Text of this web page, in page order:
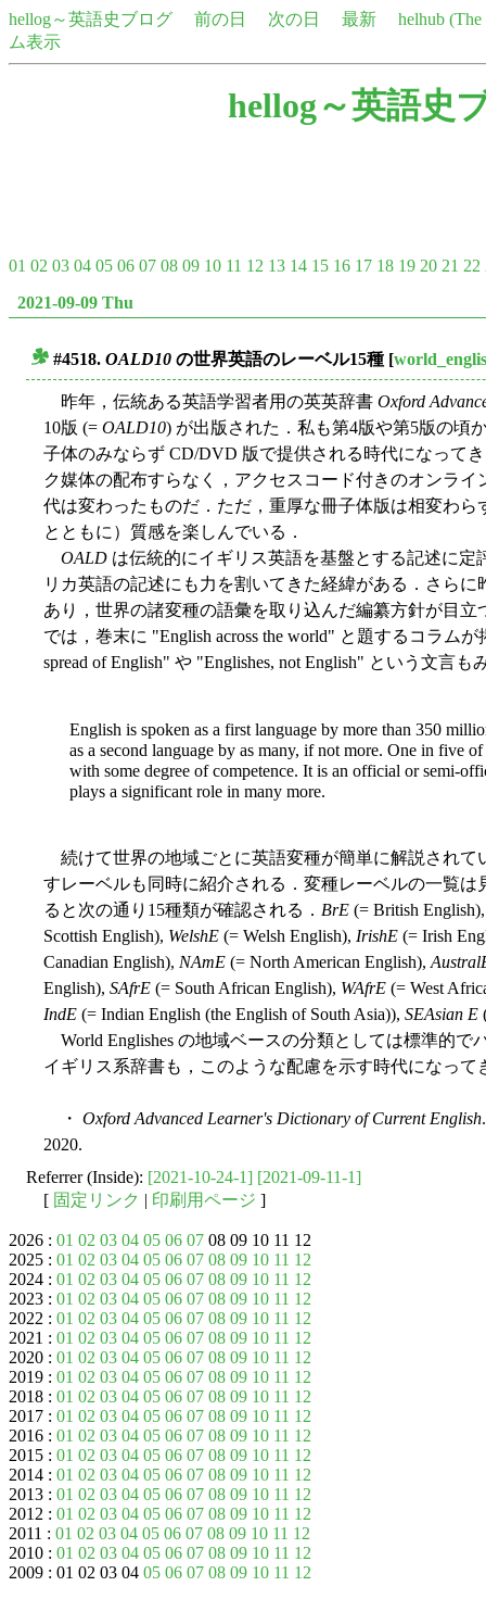
hellog～英語史ブログ 前の日 次の日 最新
helhub
ム表示
hellog～英語史
01 02 03 04 05 06 07 08 09 10 11 12 13 14 15 16 17 18 19 20 21 22
2021-09-09 Thu
#4518. OALD10 の世界英語のレーベル15種 [
昨年，伝統ある英語学習者用の英英辞書 Oxford
10版 (= OALD10) が出版された．私も第4版や第5版の頃
子体のみならず CD/DVD 版で提供される時代になって
ク媒体の配布すらなく，アクセスコード付きのオンラ
代は変わったものだ．ただ，重厚な冊子体版は相変わ
とともに）質感を楽しんでいる．
OALD は伝統的にイギリス英語を基盤とする記述に
リカ英語の記述にも力を割いてきた経緯がある．さらに
あり，世界の諸変種の語彙を取り込んだ編纂方針が目
では，巻末に "English across the world" と題するコラム
spread of English" や "Englishes, not English" という文言
English is spoken as a first language by more than 350
as a second language by as many, if not more. One in five
with some degree of competence. It is an official or semi-
plays a significant role in many more.
続けて世界の地域ごとに英語変種が簡単に解説されて
すレーベルも同時に紹介される．変種レーベルの一覧
ると次の通り15種類が確認される． BrE (= British
Scottish English), WelshE (= Welsh English), IrishE (= Irish
Canadian English), NAmE (= North American English),
English), SAfrE (= South African English), WAfrE (= West
IndE (= Indian English (the English of South Asia)), SEAsian E
World Englishes の地域ベースの分類としては標準的
イギリス系辞書も，このような配慮を示す時代になって
・ Oxford Advanced Learner's Dictionary of Current English
2020.
Referrer (Inside): [2021-10-24-1] [2021-09-11-1]
[ 固定リンク | 印刷用ページ ]
2026 : 01 02 03 04 05 06 07 08 09 10 11 12
2025 : 01 02 03 04 05 06 07 08 09 10 11 12
2024 : 01 02 03 04 05 06 07 08 09 10 11 12
2023 : 01 02 03 04 05 06 07 08 09 10 11 12
2022 : 01 02 03 04 05 06 07 08 09 10 11 12
2021 : 01 02 03 04 05 06 07 08 09 10 11 12
2020 : 01 02 03 04 05 06 07 08 09 10 11 12
2019 : 01 02 03 04 05 06 07 08 09 10 11 12
2018 : 01 02 03 04 05 06 07 08 09 10 11 12
2017 : 01 02 03 04 05 06 07 08 09 10 11 12
2016 : 01 02 03 04 05 06 07 08 09 10 11 12
2015 : 01 02 03 04 05 06 07 08 09 10 11 12
2014 : 01 02 03 04 05 06 07 08 09 10 11 12
2013 : 01 02 03 04 05 06 07 08 09 10 11 12
2012 : 01 02 03 04 05 06 07 08 09 10 11 12
2011 : 01 02 03 04 05 06 07 08 09 10 11 12
2010 : 01 02 03 04 05 06 07 08 09 10 11 12
2009 : 01 02 03 04 05 06 07 08 09 10 11 12